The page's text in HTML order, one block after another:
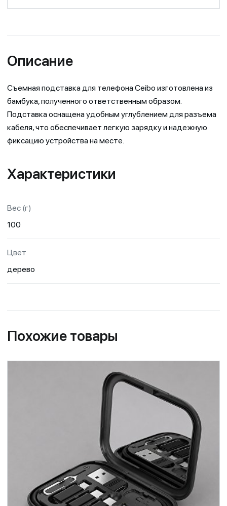
Описание
Съемная подставка для телефона Ceibo изготовлена из
бамбука, полученного ответственным образом.
Подставка оснащена удобным углублением для разъема
кабеля, что обеспечивает легкую зарядку и надежную
фиксацию устройства на месте.
Характеристики
Вес (г)
100
Цвет
дерево
Похожие товары